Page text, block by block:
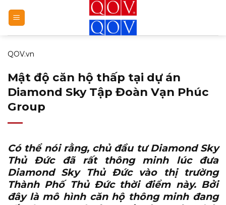
qua
nội
dung
QOV.vn
Mật độ căn hộ thấp tại dự án
Diamond Sky Tập Đoàn Vạn Phúc
Group
Có thể nói rằng, chủ đầu tưDiamond Sky
Thủ Đứcđã rất thông minh lúc đưa
Diamond Sky Thủ Đứcvào thị trường
Thành Phố Thủ Đức thời điểm này. Bởi
đây là mô hình căn hộ thông minh đang